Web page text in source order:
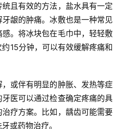
且有效的方法，盐水具有一定
龈的肿痛。冰敷也是一种常见
。将冰块包在毛巾中，轻轻敷
15分钟，可以有效缓解疼痛和
或伴有明显的肿胀、发热等症
医可以通过检查确定疼痛的具
疗方案。比如，龋齿可能需要
或药物治疗。